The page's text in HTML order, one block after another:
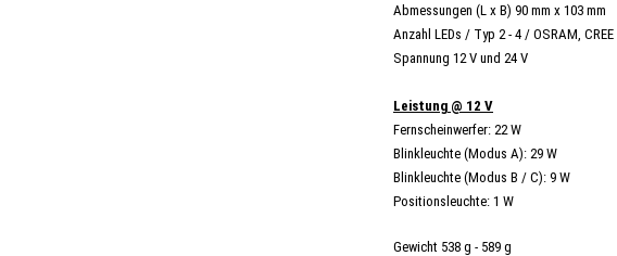
Abmessungen (L x B) 90 mm x 103 mm
Anzahl LEDs / Typ 2 - 4 / OSRAM, CREE
Spannung 12 V und 24 V
Leistung @ 12 V
Fernscheinwerfer: 22 W
Blinkleuchte (Modus A): 29 W
Blinkleuchte (Modus B / C): 9 W
Positionsleuchte: 1 W
Gewicht 538 g - 589 g